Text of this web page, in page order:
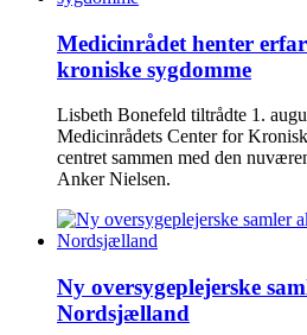
Medicinrådet henter
kroniske sygdomme
Lisbeth Bonefeld tiltrådte 1.
Medicinrådets Center for
centret sammen med den
Anker Nielsen.
Ny oversygeplejerske
Nordsjælland